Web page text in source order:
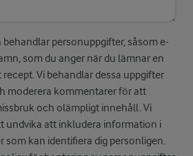
personuppgifter, såsom e-
som du anger när du lämnar en
Vi behandlar dessa uppgifter
moderera kommentarer för att
och olämpligt innehåll. Vi
undvika att inkludera information i
som kan identifiera dig personligen.